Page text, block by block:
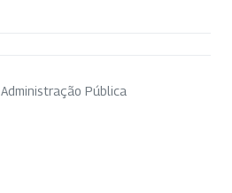
Administração Pública